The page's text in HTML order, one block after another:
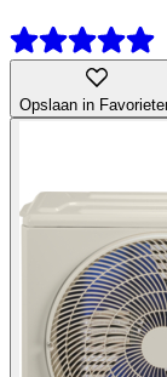
Opslaan in